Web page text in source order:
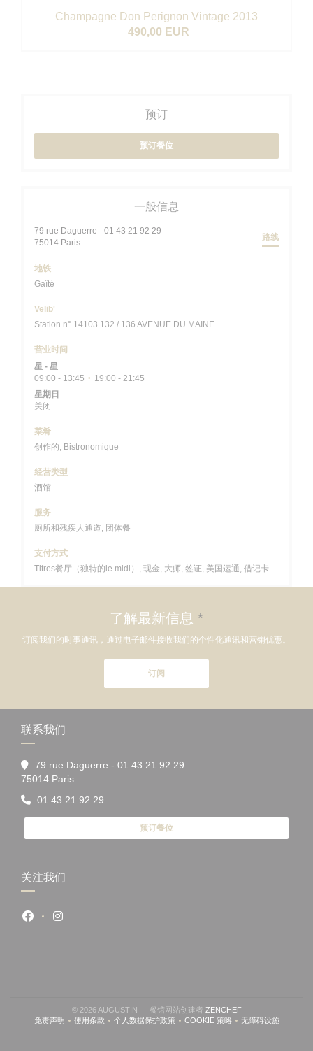
Champagne Don Perignon Vintage 2013
490,00 EUR
预订
预订餐位
一般信息
79 rue Daguerre - 01 43 21 92 29
75014 Paris((在新窗口中打开))
路线
地铁
Gaîté
Velib'
Station n° 14103 132 / 136 AVENUE DU MAINE
营业时间
星 - 星
09:00 - 13:45 •
19:00 - 21:45
星期日
关闭
菜肴
创作的, Bistronomique
经营类型
酒馆
服务
厕所和残疾人通道, 团体餐
支付方式
Titres餐厅（独特的le midi）, 现金, 大师, 签证, 美国运通, 借记卡
了解最新信息 *
订阅我们的时事通讯，通过电子邮件接收我们的个性化通讯和营销优惠。
订阅
联系我们
79 rue Daguerre - 01 43 21 92 29
75014 Paris((在新窗口中打开))
01 43 21 92 29
预订餐位
关注我们
Facebook ((在新窗口中打开))
Instagram ((在新窗口中打开))
© 2026 AUGUSTIN — 餐馆网站创建者 ZENCHEF((在新窗口中打开))
免责声明((在新窗口中打开))
使用条款((在新窗口中打开))
个人数据保护政策((在新窗口中打开))
COOKIE 策略((在新窗口中打开))
无障碍设施
((在新窗口中打